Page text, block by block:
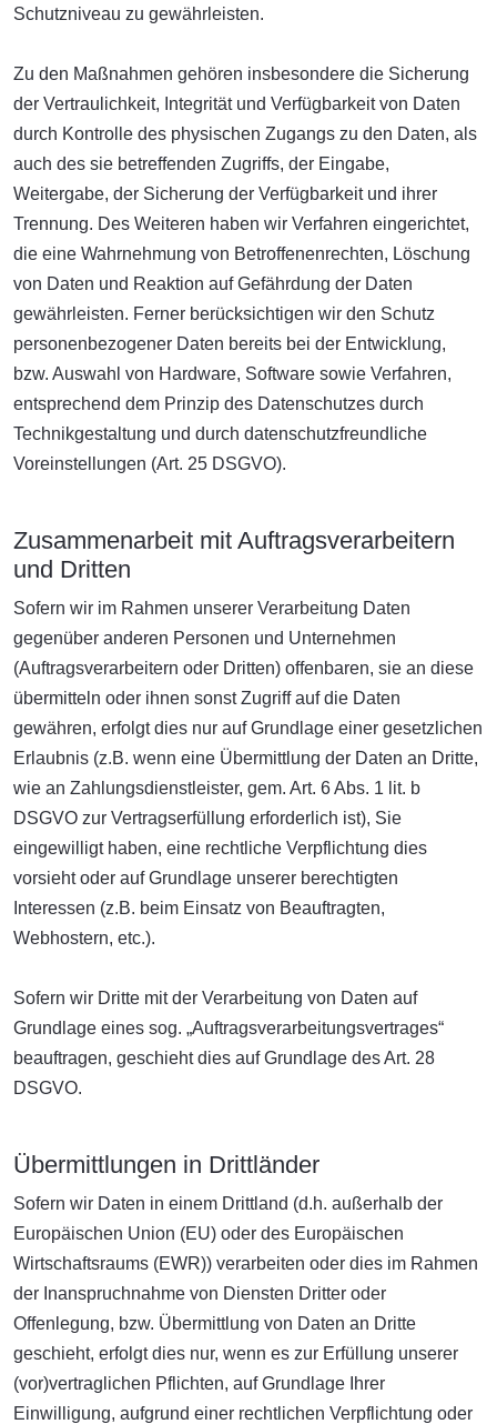
Schutzniveau zu gewährleisten.
Zu den Maßnahmen gehören insbesondere die Sicherung
der Vertraulichkeit, Integrität und Verfügbarkeit von Daten
durch Kontrolle des physischen Zugangs zu den Daten, als
auch des sie betreffenden Zugriffs, der Eingabe,
Weitergabe, der Sicherung der Verfügbarkeit und ihrer
Trennung. Des Weiteren haben wir Verfahren eingerichtet,
die eine Wahrnehmung von Betroffenenrechten, Löschung
von Daten und Reaktion auf Gefährdung der Daten
gewährleisten. Ferner berücksichtigen wir den Schutz
personenbezogener Daten bereits bei der Entwicklung,
bzw. Auswahl von Hardware, Software sowie Verfahren,
entsprechend dem Prinzip des Datenschutzes durch
Technikgestaltung und durch datenschutzfreundliche
Voreinstellungen (Art. 25 DSGVO).
Zusammenarbeit mit Auftragsverarbeitern
und Dritten
Sofern wir im Rahmen unserer Verarbeitung Daten
gegenüber anderen Personen und Unternehmen
(Auftragsverarbeitern oder Dritten) offenbaren, sie an diese
übermitteln oder ihnen sonst Zugriff auf die Daten
gewähren, erfolgt dies nur auf Grundlage einer gesetzlichen
Erlaubnis (z.B. wenn eine Übermittlung der Daten an Dritte,
wie an Zahlungsdienstleister, gem. Art. 6 Abs. 1 lit. b
DSGVO zur Vertragserfüllung erforderlich ist), Sie
eingewilligt haben, eine rechtliche Verpflichtung dies
vorsieht oder auf Grundlage unserer berechtigten
Interessen (z.B. beim Einsatz von Beauftragten,
Webhostern, etc.).
Sofern wir Dritte mit der Verarbeitung von Daten auf
Grundlage eines sog. „Auftragsverarbeitungsvertrages“
beauftragen, geschieht dies auf Grundlage des Art. 28
DSGVO.
Übermittlungen in Drittländer
Sofern wir Daten in einem Drittland (d.h. außerhalb der
Europäischen Union (EU) oder des Europäischen
Wirtschaftsraums (EWR)) verarbeiten oder dies im Rahmen
der Inanspruchnahme von Diensten Dritter oder
Offenlegung, bzw. Übermittlung von Daten an Dritte
geschieht, erfolgt dies nur, wenn es zur Erfüllung unserer
(vor)vertraglichen Pflichten, auf Grundlage Ihrer
Einwilligung, aufgrund einer rechtlichen Verpflichtung oder